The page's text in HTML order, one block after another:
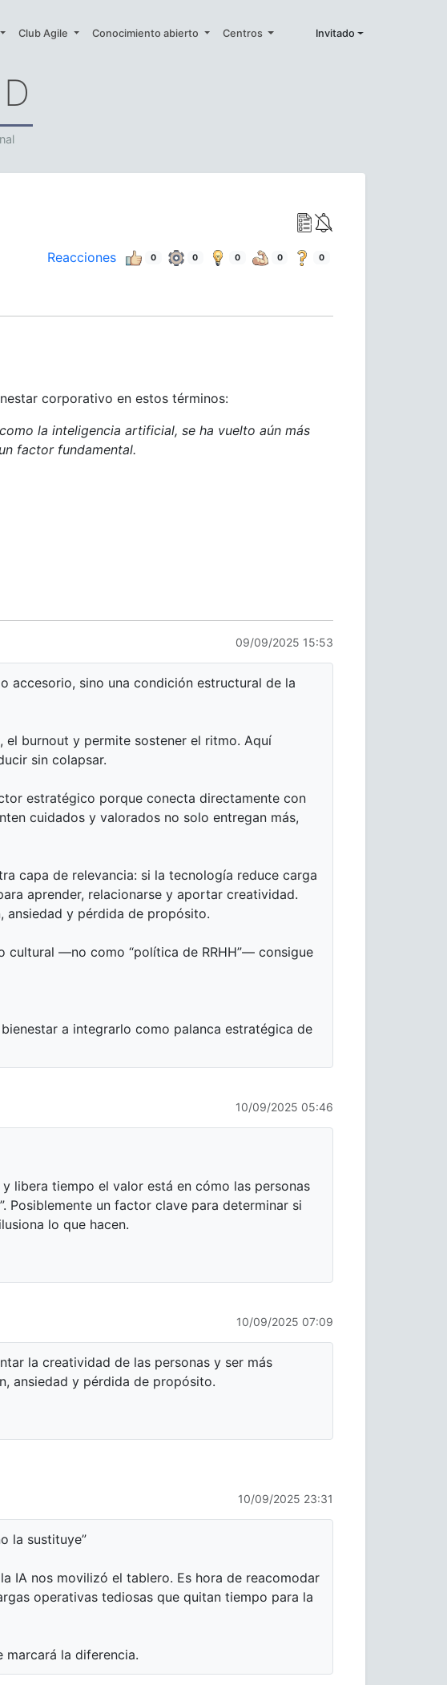
Club Agile Conocimiento abierto Centros Invitado
Reacciones 0 0 0 0 0
corporativo en estos términos:
la inteligencia artificial, se ha vuelto aún más
factor fundamental.
09/09/2025 15:53
accesorio, sino una condición estructural de la
el burnout y permite sostener el ritmo. Aquí
sin colapsar.
estratégico porque conecta directamente con
cuidados y valorados no solo entregan más,
capa de relevancia: si la tecnología reduce carga
aprender, relacionarse y aportar creatividad.
ansiedad y pérdida de propósito.
cultural —no como “política de RRHH”— consigue
a integrarlo como palanca estratégica de
10/09/2025 05:46
libera tiempo el valor está en cómo las personas
Posiblemente un factor clave para determinar si
lo que hacen.
10/09/2025 07:09
la creatividad de las personas y ser más
ansiedad y pérdida de propósito.
10/09/2025 23:31
la sustituye”
IA nos movilizó el tablero. Es hora de reacomodar
operativas tediosas que quitan tiempo para la
marcará la diferencia.